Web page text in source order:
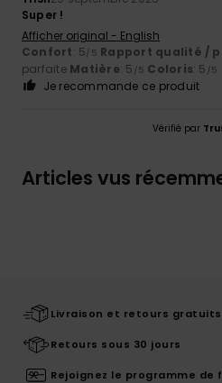
Super !
Afficher original - English
Confort: 5/5 Rapport qualité /
parfaite Matière: 5 /5 Coloris: 5 /5
Je recommande ce produit
Vérifié par
Articles vus
Livraison et retours
Retours sous 30 jours
Rejoignez le programme de